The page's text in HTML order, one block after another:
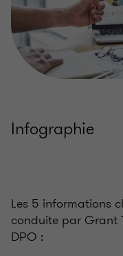
Infographie
Les 5 informations
conduite par Grant
DPO :